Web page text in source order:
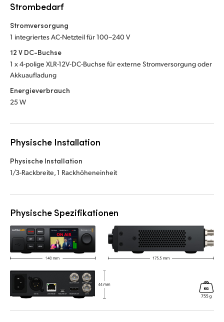
Strombedarf
Stromversorgung
1 integriertes AC-Netzteil für 100–240 V
12 V DC-Buchse
1 x 4-polige XLR-12V-DC-Buchse für externe Stromversorgung oder
Akkuaufladung
Energieverbrauch
25 W
Physische Installation
Physische Installation
1/3-Rackbreite, 1 Rackhöheneinheit
Physische Spezifikationen